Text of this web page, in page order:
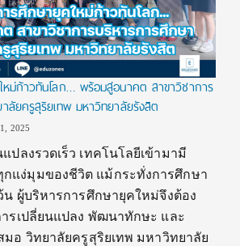
ม่ก้าวทันโลก… พร้อมสู่อนาคต สาขาวิชาการ
ลัยครูสุริยเทพ มหาวิทยาลัยรังสิต
2025
ปลงรวดเร็ว เทคโนโลยีเข้ามามี
แง่มุมของชีวิต แม้กระทั่งการศึกษา
น ผู้บริหารการศึกษายุคใหม่จึงต้อง
รเปลี่ยนแปลง พัฒนาทักษะ และ
มอ วิทยาลัยครูสุริยเทพ มหาวิทยาลัย